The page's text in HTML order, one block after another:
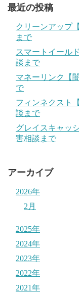
最近の投稿
クリーンアップ
まで
スマートイール
談まで
マネーリンク【
で
フィンネクスト
談まで
グレイスキャッ
害相談まで
アーカイブ
2026年
2月
2025年
2024年
2023年
2022年
2021年